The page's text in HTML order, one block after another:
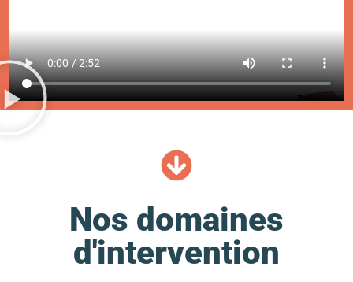
Nos domaines
d'intervention